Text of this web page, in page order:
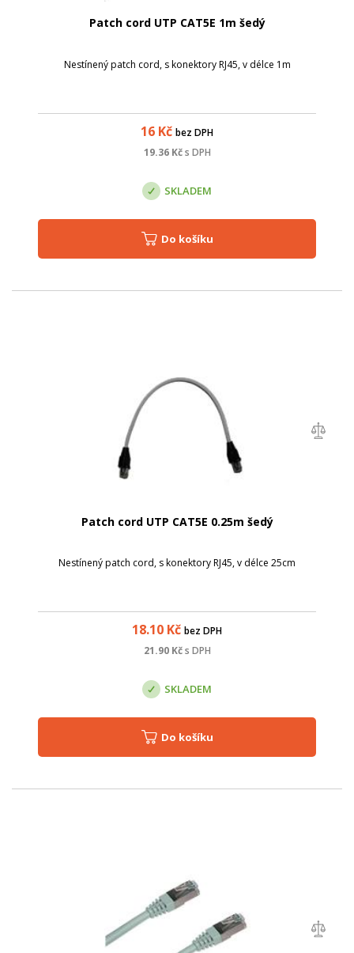
Patch cord UTP CAT5E 1m šedý
Nestínený patch cord, s konektory RJ45, v délce 1m
16 Kč bez DPH
19.36Kč s DPH
SKLADEM
Do košíku
Patch cord UTP CAT5E 0.25m šedý
Nestínený patch cord, s konektory RJ45, v délce 25cm
18.10 Kč bez DPH
21.90Kč s DPH
SKLADEM
Do košíku